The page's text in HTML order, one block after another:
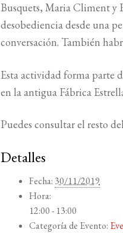
Busquets, Maria Climent y
desobediencia desde una
conversación. También
Esta actividad forma parte
en la antigua Fábrica
Puedes consultar el resto
Detalles
Fecha: 30/11/2019
Hora:
12:00 - 13:00
Categoría de Evento: